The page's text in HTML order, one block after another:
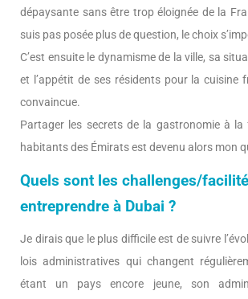
dépaysante sans être trop éloignée de la
suis pas posée plus de question, le choix
C’est ensuite le dynamisme de la ville, sa
et l’appétit de ses résidents pour la cuisine
convaincue.
Partager les secrets de la gastronomie à la
habitants des Émirats est devenu alors mon
Quels sont les challenges/
entreprendre à Dubai ?
Je dirais que le plus difficile est de suivre
lois administratives qui changent
étant un pays encore jeune, son